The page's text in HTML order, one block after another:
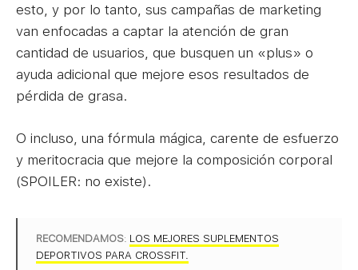
esto, y por lo tanto, sus campañas de marketing
van enfocadas a captar la atención de gran
cantidad de usuarios, que busquen un «plus» o
ayuda adicional que mejore esos resultados de
pérdida de grasa.
O incluso, una fórmula mágica, carente de esfuerzo
y meritocracia que mejore la composición corporal
(SPOILER: no existe).
RECOMENDAMOS: LOS MEJORES SUPLEMENTOS
DEPORTIVOS PARA CROSSFIT.